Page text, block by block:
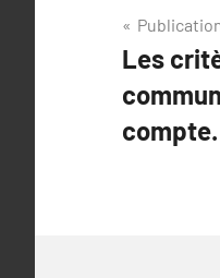
de
l’article
Les
compte.